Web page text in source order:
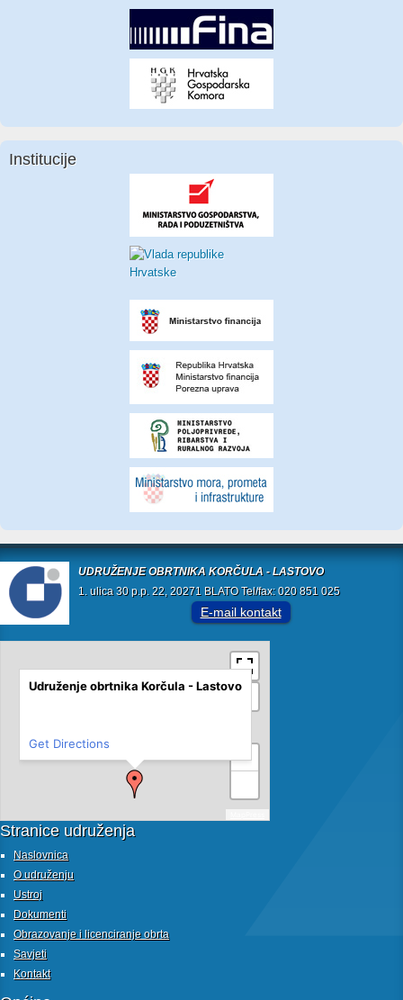
Institucije
UDRUŽENJE OBRTNIKA KORČULA - LASTOVO
1. ulica 30 p.p. 22, 20271 BLATO Tel/fax: 020 851 025
E-mail kontakt
+
Udruženje obrtnika Korčula - Lastovo
Get Directions
Stranice udruženja
Naslovnica
O udruženju
Ustroj
Dokumenti
Obrazovanje i licenciranje obrta
Savjeti
Kontakt